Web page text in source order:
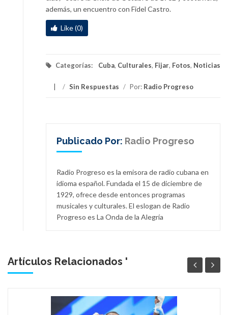
además, un encuentro con Fidel Castro.
Like (0)
Categorías: Cuba, Culturales, Fijar, Fotos, Noticias
/ Sin Respuestas / Por: Radio Progreso
Publicado Por: Radio Progreso
Radio Progreso es la emisora de radio cubana en
idioma español. Fundada el 15 de diciembre de
1929, ofrece desde entonces programas
musicales y culturales. El eslogan de Radio
Progreso es La Onda de la Alegría
Artículos Relacionados '